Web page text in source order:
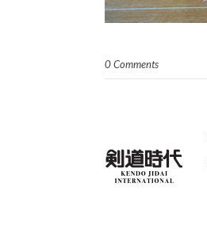
0 Comments